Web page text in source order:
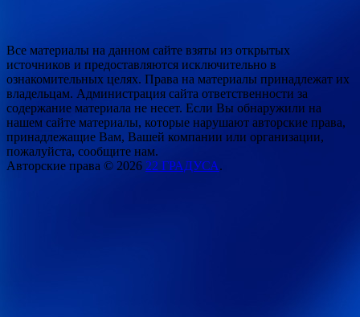
Все материалы на данном сайте взяты из открытых
источников и предоставляются исключительно в
ознакомительных целях. Права на материалы принадлежат их
владельцам. Администрация сайта ответственности за
содержание материала не несет. Если Вы обнаружили на
нашем сайте материалы, которые нарушают авторские права,
принадлежащие Вам, Вашей компании или организации,
пожалуйста, сообщите нам.
Авторские права © 2026 22 ГРАДУСА.